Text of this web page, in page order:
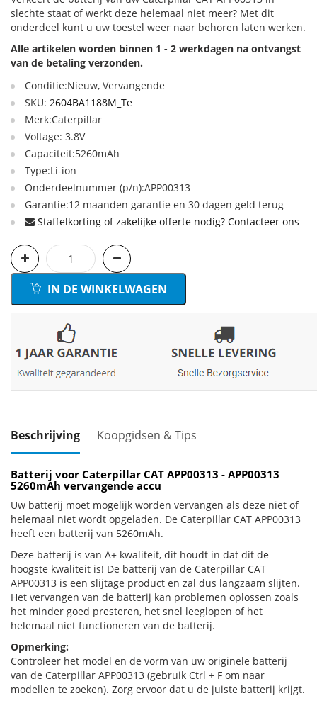
slechte staat of werkt deze helemaal niet meer? Met dit
onderdeel kunt u uw toestel weer naar behoren laten werken.
Alle artikelen worden binnen 1 - 2 werkdagen na ontvangst
van de betaling verzonden.
Conditie:Nieuw, Vervangende
SKU: 2604BA1188M_Te
Merk:Caterpillar
Voltage: 3.8V
Capaciteit:5260mAh
Type:Li-ion
Onderdeelnummer (p/n):APP00313
Garantie:12 maanden garantie en 30 dagen geld terug
Staffelkorting of zakelijke offerte nodig? Contacteer ons
IN DE WINKELWAGEN
Beschrijving Koopgidsen & Tips
Batterij voor Caterpillar CAT APP00313 - APP00313
5260mAh vervangende accu
Uw batterij moet mogelijk worden vervangen als deze niet of
helemaal niet wordt opgeladen. De Caterpillar CAT APP00313
heeft een batterij van 5260mAh.
Deze batterij is van A+ kwaliteit, dit houdt in dat dit de
hoogste kwaliteit is! De batterij van de Caterpillar CAT
APP00313 is een slijtage product en zal dus langzaam slijten.
Het vervangen van de batterij kan problemen oplossen zoals
het minder goed presteren, het snel leeglopen of het
helemaal niet functioneren van de batterij.
Opmerking:
Controleer het model en de vorm van uw originele batterij
van de Caterpillar APP00313 (gebruik Ctrl + F om naar
modellen te zoeken). Zorg ervoor dat u de juiste batterij krijgt.